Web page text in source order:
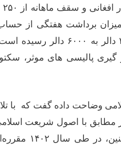
افغانی و سقف ماهانه از ۲۵۰
برداشت هفتگی از
دالر به ۶۰۰۰ دالر رسیده
گیری پالیسی های موثر،
وضاحت داده گفت که با
مطابق با اصول شریعت
در طی سال۱۴۰۲